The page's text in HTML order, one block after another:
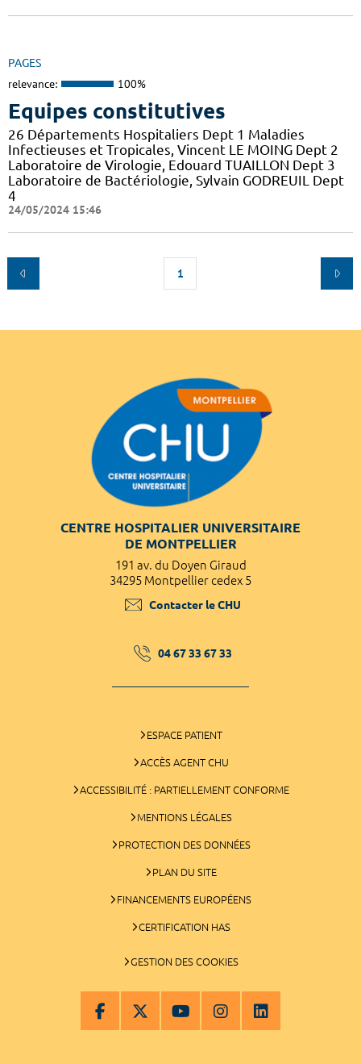
PAGES
relevance: 100%
Equipes constitutives
26 Départements Hospitaliers Dept 1 Maladies
Infectieuses et Tropicales, Vincent LE MOING Dept 2
Laboratoire de Virologie, Edouard TUAILLON Dept 3
Laboratoire de Bactériologie, Sylvain GODREUIL Dept
4
24/05/2024 15:46
1
CENTRE HOSPITALIER UNIVERSITAIRE
DE MONTPELLIER
191 av. du Doyen Giraud
34295 Montpellier cedex 5
Contacter le CHU
04 67 33 67 33
ESPACE PATIENT
ACCÈS AGENT CHU
ACCESSIBILITÉ : PARTIELLEMENT CONFORME
MENTIONS LÉGALES
PROTECTION DES DONNÉES
PLAN DU SITE
FINANCEMENTS EUROPÉENS
CERTIFICATION HAS
GESTION DES COOKIES